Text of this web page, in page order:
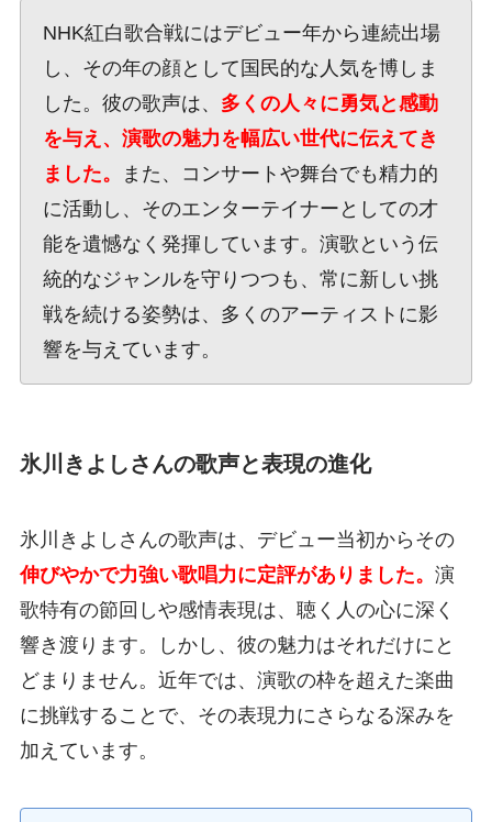
NHK紅白歌合戦にはデビュー年から連続出場
し、その年の顔として国民的な人気を博しま
した。彼の歌声は、 多くの人々に勇気と感動
を与え、演歌の魅力を幅広い世代に伝えてき
ました。
また、コンサートや舞台でも精力的
に活動し、そのエンターテイナーとしての才
能を遺憾なく発揮しています。演歌という伝
統的なジャンルを守りつつも、常に新しい挑
戦を続ける姿勢は、多くのアーティストに影
響を与えています。
氷川きよしさんの歌声と表現の進化
氷川きよしさんの歌声は、デビュー当初からその
伸びやかで力強い歌唱力に定評がありました。 演
歌特有の節回しや感情表現は、聴く人の心に深く
響き渡ります。しかし、彼の魅力はそれだけにと
どまりません。近年では、演歌の枠を超えた楽曲
に挑戦することで、その表現力にさらなる深みを
加えています。